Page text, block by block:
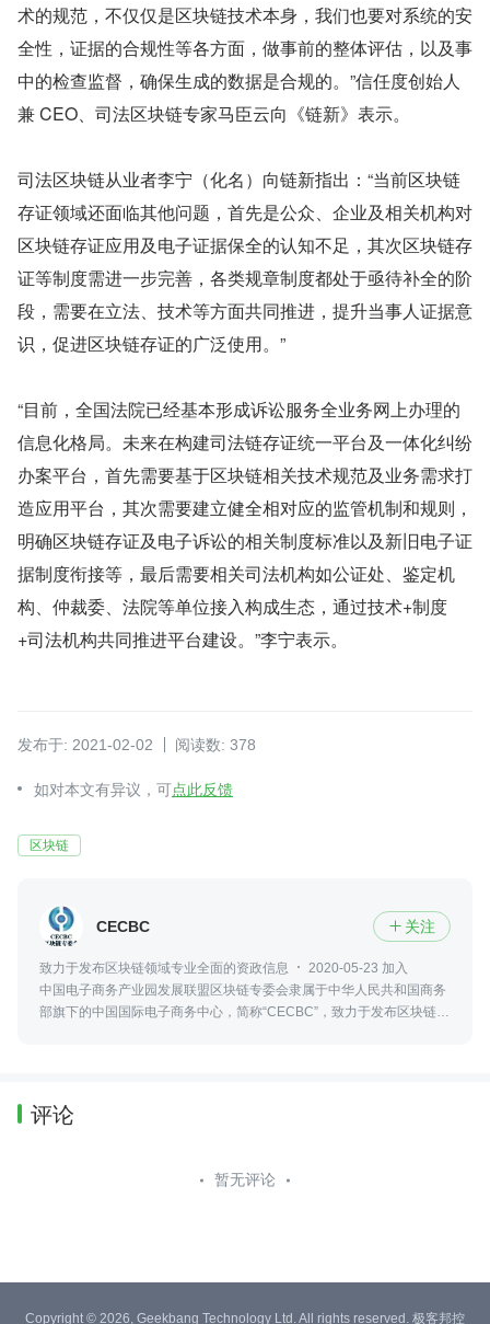
术的规范，不仅仅是区块链技术本身，我们也要对系统的安
全性，证据的合规性等各方面，做事前的整体评估，以及事
中的检查监督，确保生成的数据是合规的。”信任度创始人
兼 CEO、司法区块链专家马臣云向《链新》表示。
司法区块链从业者李宁（化名）向链新指出：“当前区块链
存证领域还面临其他问题，首先是公众、企业及相关机构对
区块链存证应用及电子证据保全的认知不足，其次区块链存
证等制度需进一步完善，各类规章制度都处于亟待补全的阶
段，需要在立法、技术等方面共同推进，提升当事人证据意
识，促进区块链存证的广泛使用。”
“目前，全国法院已经基本形成诉讼服务全业务网上办理的
信息化格局。未来在构建司法链存证统一平台及一体化纠纷
办案平台，首先需要基于区块链相关技术规范及业务需求打
造应用平台，其次需要建立健全相对应的监管机制和规则，
明确区块链存证及电子诉讼的相关制度标准以及新旧电子证
据制度衔接等，最后需要相关司法机构如公证处、鉴定机
构、仲裁委、法院等单位接入构成生态，通过技术+制度
+司法机构共同推进平台建设。”李宁表示。
发布于: 2021-02-02 阅读数: 378
如对本文有异议，可点此反馈
区块链
CECBC  关注
致力于发布区块链领域专业全面的资政信息
2020-05-23 加入
中国电子商务产业园发展联盟区块链专委会隶属于中华人民共和国商务
部旗下的中国国际电子商务中心，简称“CECBC”，致力于发布区块链领
评论
暂无评论
Copyright © 2026, Geekbang Technology Ltd. All rights reserved. 极客邦控